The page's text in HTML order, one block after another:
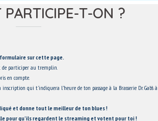
PARTICIPE-T-ON ?
sur cette page.
de participer au tremplin.
en compte.
qui t'indiquera l’heure de ton passage à la Brasserie Dr. Gab’s à
et donne tout le meilleur de ton blues !
pour qu’ils regardent le streaming et votent pour toi !